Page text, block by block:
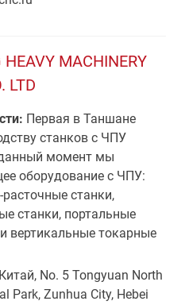
MACHINERY
LTD
Первая в Таншане
станков с ЧПУ
момент мы
оборудование с ЧПУ:
станки,
станки, портальные
вертикальные токарные
Китай, No. 5 Tongyuan North
Park, Zunhua City, Hebei